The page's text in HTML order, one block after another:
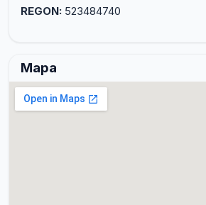
REGON: 523484740
Mapa